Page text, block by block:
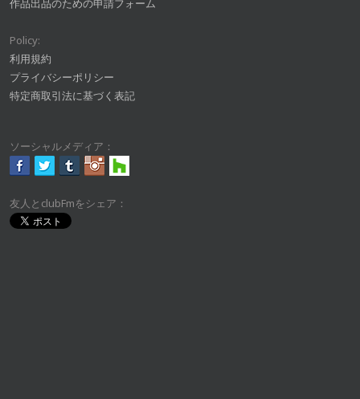
作品出品のための申請フォーム
Policy:
利用規約
プライバシーポリシー
特定商取引法に基づく表記
ソーシャルメディア：
友人とclubFmをシェア：